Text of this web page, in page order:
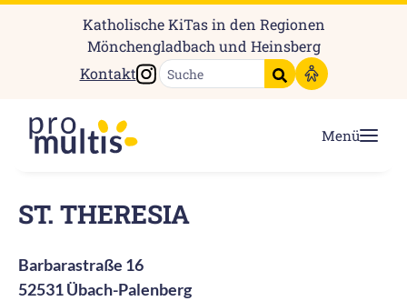
Katholische KiTas in den Regionen
Mönchengladbach und Heinsberg
Kontakt
Instagram
Suche starten
Menü
ST. THERESIA
Barbarastraße 16
52531 Übach-Palenberg